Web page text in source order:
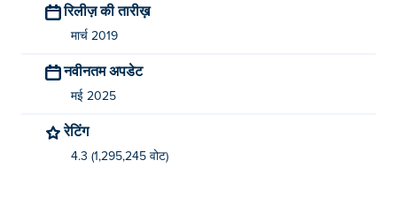
रिलीज़ की तारीख़
मार्च 2019
नवीनतम अपडेट
मई 2025
रेटिंग
4.3 (1,295,245 वोट)